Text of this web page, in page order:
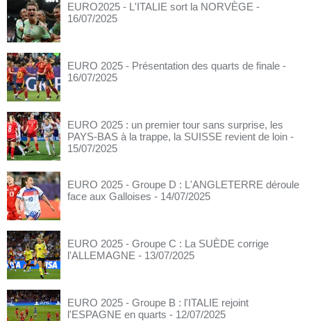
EURO2025 - L'ITALIE sort la NORVÈGE -
16/07/2025
EURO 2025 - Présentation des quarts de finale -
16/07/2025
EURO 2025 : un premier tour sans surprise, les
PAYS-BAS à la trappe, la SUISSE revient de loin -
15/07/2025
EURO 2025 - Groupe D : L'ANGLETERRE déroule
face aux Galloises - 14/07/2025
EURO 2025 - Groupe C : La SUÈDE corrige
l'ALLEMAGNE - 13/07/2025
EURO 2025 - Groupe B : l'ITALIE rejoint
l'ESPAGNE en quarts - 12/07/2025